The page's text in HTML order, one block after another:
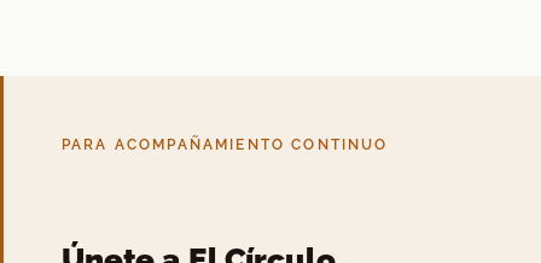
PARA ACOMPAÑAMIENTO CONTINUO